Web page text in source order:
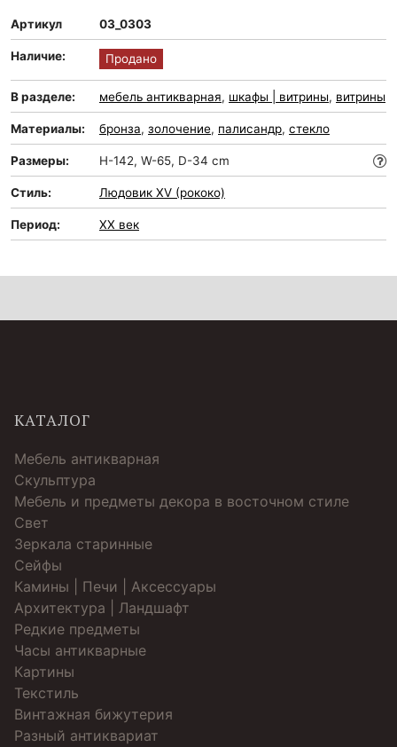
Артикул 03_0303
Наличие: Продано
В разделе: мебель антикварная, шкафы | витрины, витрины
Материалы: бронза, золочение, палисандр, стекло
Размеры: H-142, W-65, D-34 cm
Стиль: Людовик XV (рококо)
Период: XX век
КАТАЛОГ
Мебель антикварная
Скульптура
Мебель и предметы декора в восточном стиле
Свет
Зеркала старинные
Cейфы
Камины | Печи | Аксессуары
Архитектура | Ландшафт
Редкие предметы
Часы антикварные
Картины
Текстиль
Винтажная бижутерия
Разный антиквариат